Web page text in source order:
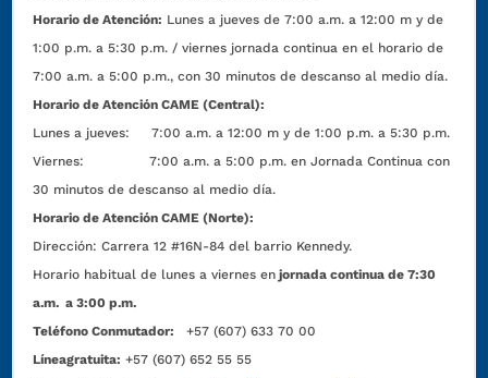
Horario de Atención: Lunes a jueves de 7:00 a.m. a 12:00 m y de
1:00 p.m. a 5:30 p.m. / viernes jornada continua en el horario de
7:00 a.m. a 5:00 p.m., con 30 minutos de descanso al medio día.
Horario de Atención CAME (Central):
Lunes a jueves: 7:00 a.m. a 12:00 m y de 1:00 p.m. a 5:30 p.m.
Viernes: 7:00 a.m. a 5:00 p.m. en Jornada Continua con
30 minutos de descanso al medio día.
Horario de Atención CAME (Norte):
Dirección:Carrera 12 #16N-84 del barrio Kennedy.
Horario habitual de lunes a viernes en jornada continua de 7:30
a.m. a 3:00 p.m.
Teléfono Conmutador:
+57 (607) 633 70 00
Líneagratuita: +57 (607) 652 55 55